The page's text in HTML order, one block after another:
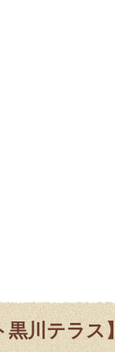
黒川テラス